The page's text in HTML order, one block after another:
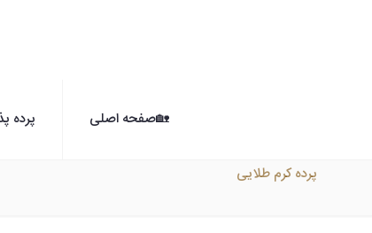
🏡صفحه اصلی پرده
پرده کرم طلایی